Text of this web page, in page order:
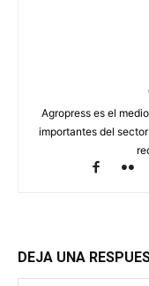
Agropress es el
importantes del
DEJA UNA